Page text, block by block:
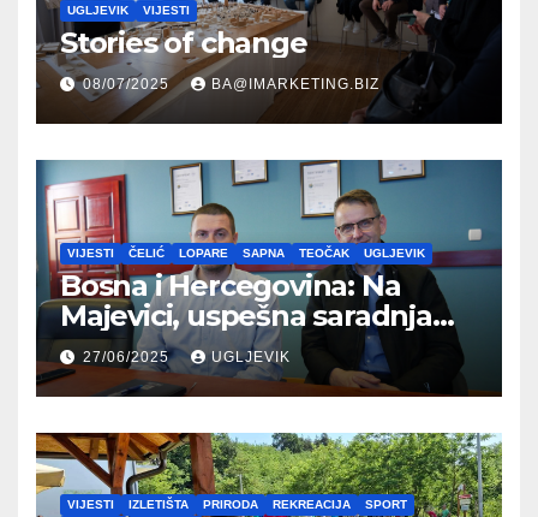
UGLJEVIK VIJESTI
Stories of change
08/07/2025 BA@IMARKETING.BIZ
VIJESTI ČELIĆ LOPARE SAPNA TEOČAK UGLJEVIK
Bosna i Hercegovina: Na
Majevici, uspešna saradnja
između opština dva entiteta
27/06/2025 UGLJEVIK
VIJESTI IZLETIŠTA PRIRODA REKREACIJA
SPORT